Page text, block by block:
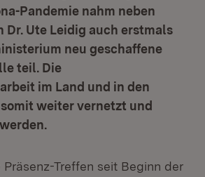
Pandemie nahm neben
Dr. Ute Leidig auch erstmals
neu geschaffene
teil. Die
im Land und in den
weiter vernetzt und
Treffen seit Beginn der